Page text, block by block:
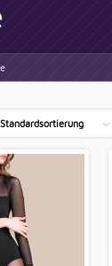
Standardsortierung